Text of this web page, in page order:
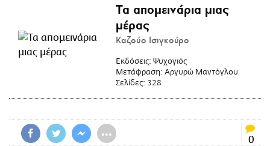
Τα απομεινάρια μιας
μέρας
Καζούο Ισιγκούρο
Εκδόσεις: Ψυχογιός
Μετάφραση: Αργυρώ Μαντόγλου
Σελίδες: 328
•••
0